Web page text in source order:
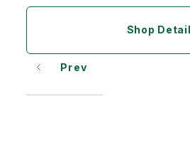
Shop Detail
Prev